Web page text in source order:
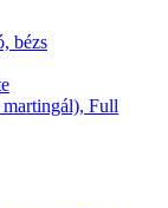
bézs
Full